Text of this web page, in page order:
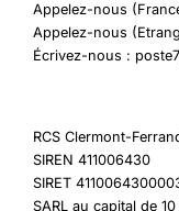
Appelez-nous
Appelez-nous
Écrivez-nous :
RCS Clermont-
SIREN 411006430
SIRET
SARL au capital de